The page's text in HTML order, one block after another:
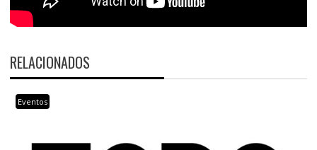
RELACIONADOS
Eventos